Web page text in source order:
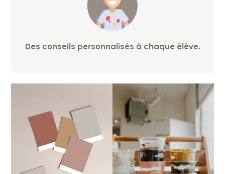
Des conseils personnalisés à chaque élève.